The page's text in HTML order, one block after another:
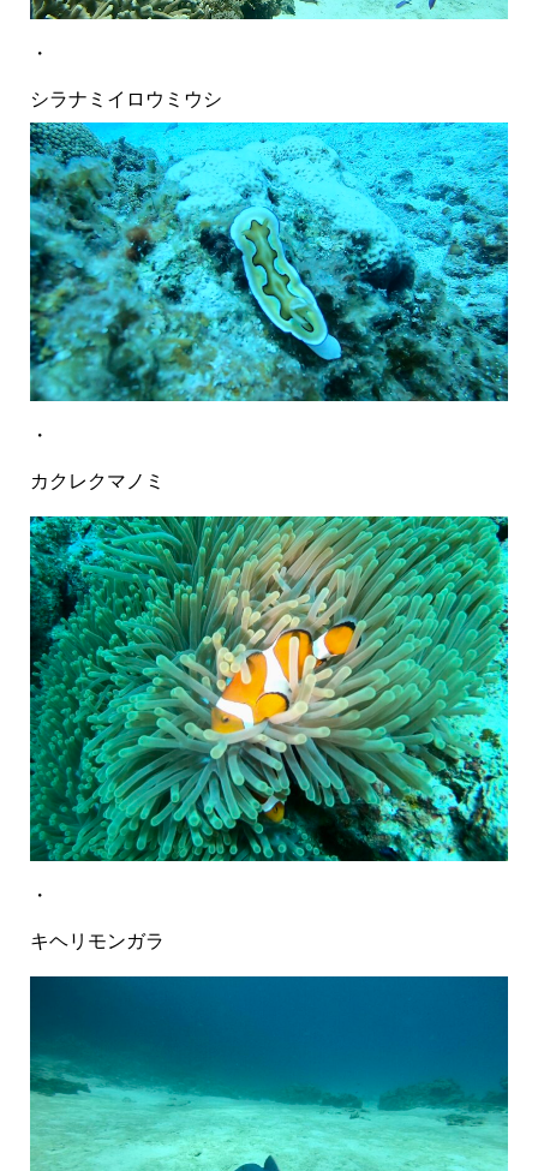
・
シラナミイロウミウシ
・
カクレクマノミ
・
キヘリモンガラ